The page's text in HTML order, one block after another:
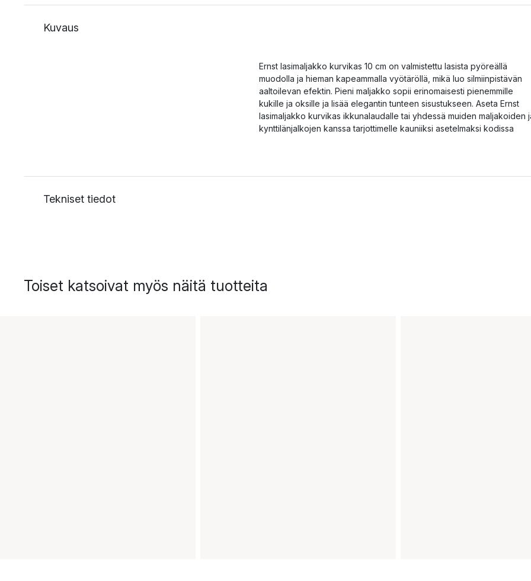
Kuvaus
Ernst lasimaljakko kurvikas 10 cm on valmistettu lasista pyöreällä
muodolla ja hieman kapeammalla vyötäröllä, mikä luo silmiinpistävän
aaltoilevan efektin. Pieni maljakko sopii erinomaisesti pienemmille
kukille ja oksille ja lisää elegantin tunteen sisustukseen. Aseta Ernst
lasimaljakko kurvikas ikkunalaudalle tai yhdessä muiden maljakoiden
kynttilänjalkojen kanssa tarjottimelle kauniiksi asetelmaksi kodissa
Tekniset tiedot
Toiset katsoivat myös näitä tuotteita